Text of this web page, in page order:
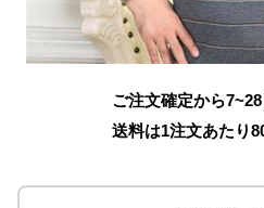
ご注文確定から
送料は1注文あたり